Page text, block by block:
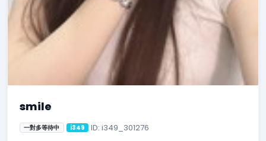
smile
一對多等待中 i349 ID: i349_301276